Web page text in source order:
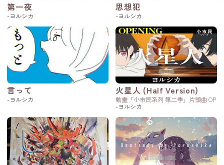
第一夜
-ヨルシカ
思想犯
-ヨルシカ
言って
-ヨルシカ
火星人 (Half Version)
動畫「小市民系列 第二季」片頭曲 OP
-ヨルシカ